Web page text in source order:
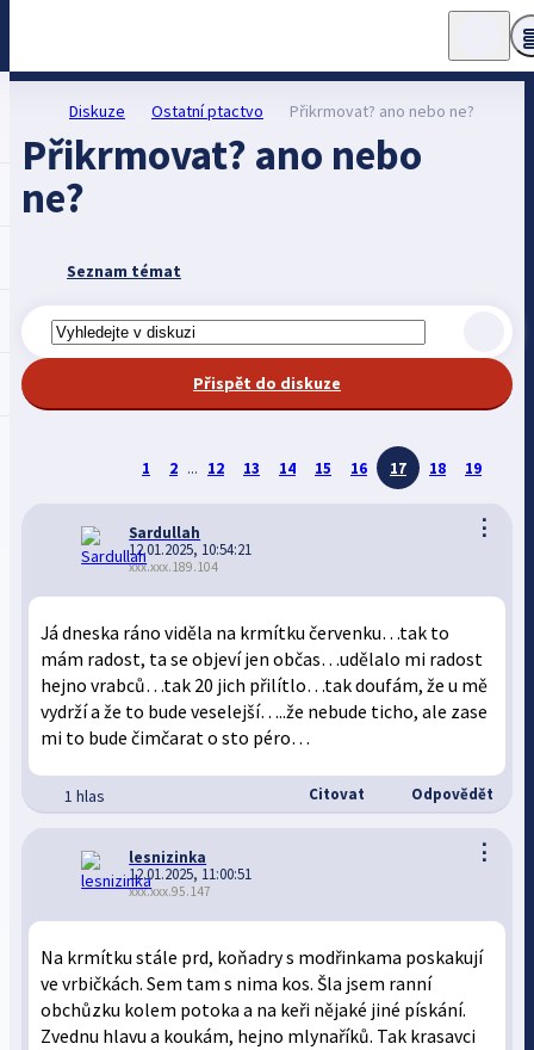
Diskuze Ostatní ptactvo Přikrmovat? ano nebo ne?
Přikrmovat? ano nebo
ne?
Seznam témat
Přispět do diskuze
1 2 ... 12 13 14 15 16 17 18 19
⋮
Sardullah
12.01.2025, 10:54:21
xxx.xxx.189.104
Já dneska ráno viděla na krmítku červenku…tak to
mám radost, ta se objeví jen občas…udělalo mi radost
hejno vrabců…tak 20 jich přilítlo…tak doufám, že u mě
vydrží a že to bude veselejší…..že nebude ticho, ale zase
mi to bude čimčarat o sto péro…
1 hlas Citovat Odpovědět
⋮
lesnizinka
12.01.2025, 11:00:51
xxx.xxx.95.147
Na krmítku stále prd, koňadry s modřinkama poskakují
ve vrbičkách. Sem tam s nima kos. Šla jsem ranní
obchůzku kolem potoka a na keři nějaké jiné pískání.
Zvednu hlavu a koukám, hejno mlynaříků. Tak krasavci